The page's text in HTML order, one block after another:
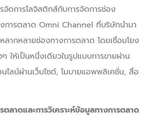
จัดการโลจิสติกส์กับการจัดการช่อง
การตลาด Omni Channel ที่บริษัทนำมา
ลากหลายช่องทางการตลาด โดยเชื่อมโยง
ให้เป็นหนึ่งเดียวในรูปแบบการขายผ่าน
นไลน์ผ่านเว็บไซต์, โมบายแอพพลิเคชั่น, สื่อ
ตลาดและการวิเคราะห์ข้อมูลทางการตลาด